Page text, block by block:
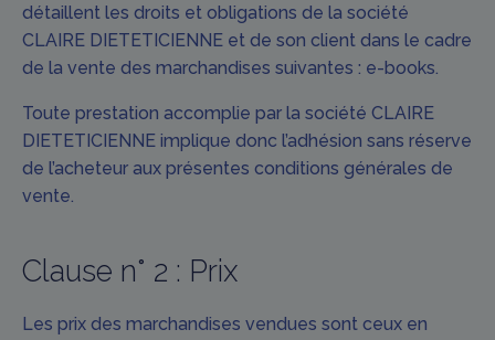
détaillent les droits et obligations de la société
CLAIRE DIETETICIENNE et de son client dans le cadre
de la vente des marchandises suivantes : e-books.
Toute prestation accomplie par la société CLAIRE
DIETETICIENNE implique donc l’adhésion sans réserve
de l’acheteur aux présentes conditions générales de
vente.
Clause n° 2 : Prix
Les prix des marchandises vendues sont ceux en